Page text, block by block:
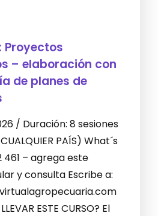
Proyectos
– elaboración con
de planes de
/ Duración: 8 sesiones
PAÍS) What´s
461 – agrega este
y consulta Escribe a:
ESTE CURSO? El